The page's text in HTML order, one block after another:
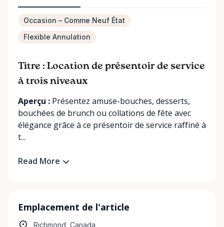
Occasion – Comme Neuf État
Flexible Annulation
Titre : Location de présentoir de service
à trois niveaux
Aperçu : Présentez amuse-bouches, desserts,
bouchées de brunch ou collations de fête avec
élégance grâce à ce présentoir de service raffiné à
t...
Read More
Emplacement de l'article
Richmond, Canada